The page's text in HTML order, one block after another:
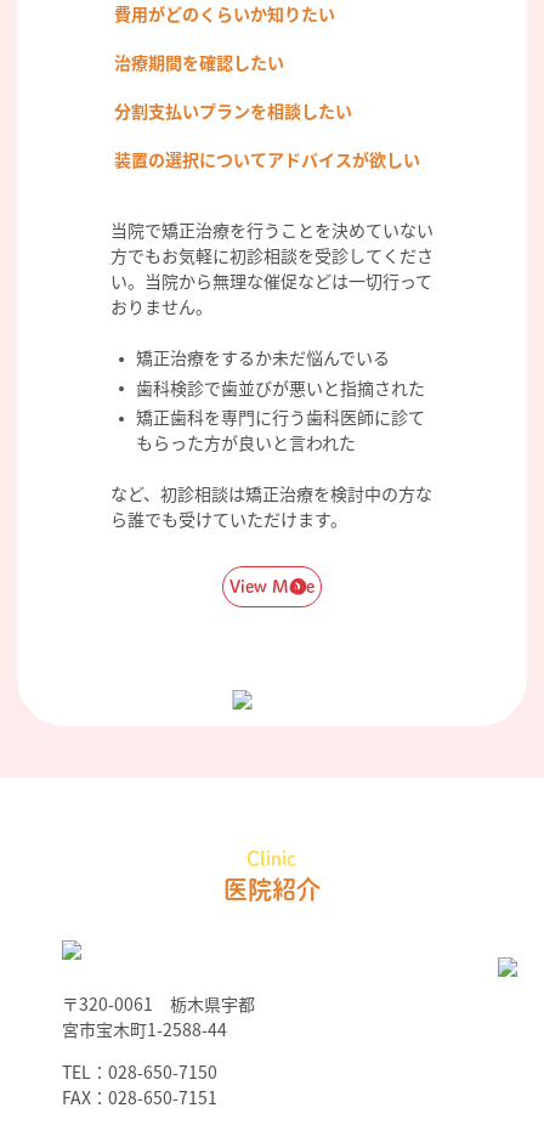
費用がどのくらいか知りたい
治療期間を確認したい
分割支払いプランを相談したい
装置の選択についてアドバイスが欲しい
当院で矯正治療を行うことを決めていない
方でもお気軽に初診相談を受診してくださ
い。当院から無理な催促などは一切行って
おりません。
矯正治療をするか未だ悩んでいる
歯科検診で歯並びが悪いと指摘された
矯正歯科を専門に行う歯科医師に診て
もらった方が良いと言われた
など、初診相談は矯正治療を検討中の方な
ら誰でも受けていただけます。
View More
Clinic
医院紹介
〒320-0061 栃木県宇都
宮市宝木町1-2588-44
TEL：028-650-7150
FAX：028-650-7151